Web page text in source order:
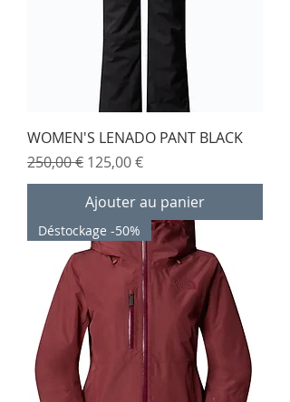
WOMEN'S LENADO PANT BLACK
Prix original
250,00 € Prix promotionnel
125,00 €
Ajouter au panier
Déstockage -50%